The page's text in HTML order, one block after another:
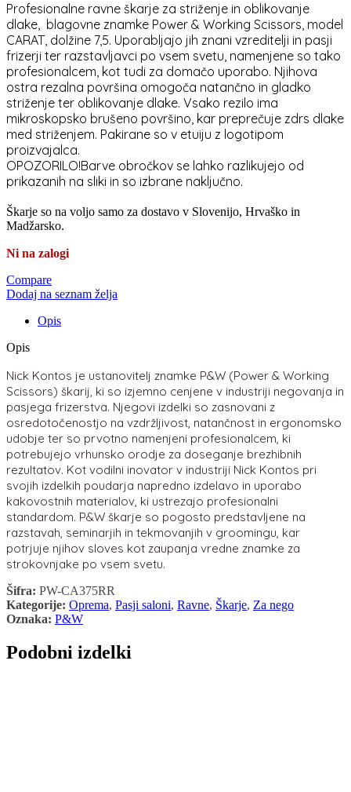
Profesionalne ravne škarje za striženje in oblikovanje
dlake, blagovne znamke Power & Working Scissors, model
CARAT, dolžine 7,5. Uporabljajo jih znani vzreditelji in pasji
frizerji ter razstavljavci po vsem svetu, namenjene so tako
profesionalcem, kot tudi za domačo uporabo. Njihova
ostra rezalna površina omogoča natančno in gladko
striženje ter oblikovanje dlake. Vsako rezilo ima
mikroskopsko brušeno površino, kar preprečuje zdrs dlake
med striženjem. Pakirane so v etuiju z logotipom
proizvajalca.
OPOZORILO!Barve obročkov se lahko razlikujejo od
prikazanih na sliki in so izbrane naključno.
Škarje so na voljo samo za dostavo v Slovenijo, Hrvaško in
Madžarsko.
Ni na zalogi
Compare
Dodaj na seznam želja
Opis
Opis
Nick Kontos je ustanovitelj znamke P&W (Power & Working
Scissors) škarij, ki so izjemno cenjene v industriji negovanja in
pasjega frizerstva. Njegovi izdelki so zasnovani z
osredotočenostjo na vzdržljivost, natančnost in ergonomsko
udobje ter so prvotno namenjeni profesionalcem, ki
potrebujejo vrhunsko orodje za doseganje brezhibnih
rezultatov. Kot vodilni inovator v industriji Nick Kontos pri
svojih izdelkih poudarja napredno izdelavo in uporabo
kakovostnih materialov, ki ustrezajo profesionalni
standardom. P&W škarje so pogosto predstavljene na
razstavah, seminarjih in tekmovanjih v groomingu, kar
potrjuje njihov sloves kot zaupanja vredne znamke za
strokovnjake po vsem svetu.
Šifra: PW-CA375RR
Kategorije: Oprema, Pasji saloni, Ravne, Škarje, Za nego
Oznaka: P&W
Podobni izdelki